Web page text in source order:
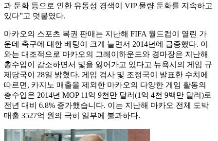
과 둔화 등으로 인한 유동성 경색이 VIP 물량 둔화를 지속하고
있다”고 덧붙였다.
마카오의 스포츠 복권 판매는 지난해 FIFA 월드컵이 열린 가
운데 축구에 대한 베팅이 크게 늘면서 2014년에 급증했다. 이
와는 대조적으로 마카오의 그레이하운드와 경마장은 지난해
총수입이 감소하면서 빛을 잃어가고 있다고 뉴욕시의 게임 규
제당국이 28일 밝혔다. 게임 검사 및 조정국이 발표한 수치에
따르면, 카지노 매출을 제외한 마카오의 다양한 게임 활동의
총수입은 2014년 MOP 11억 9천만 달러(1억 4천 9백만 달러)로
전년 대비 6.8% 증가했습니다. 이는 지난해 마카오 전체 도박
매출 3527억 원의 극히 일부에 불과하다.